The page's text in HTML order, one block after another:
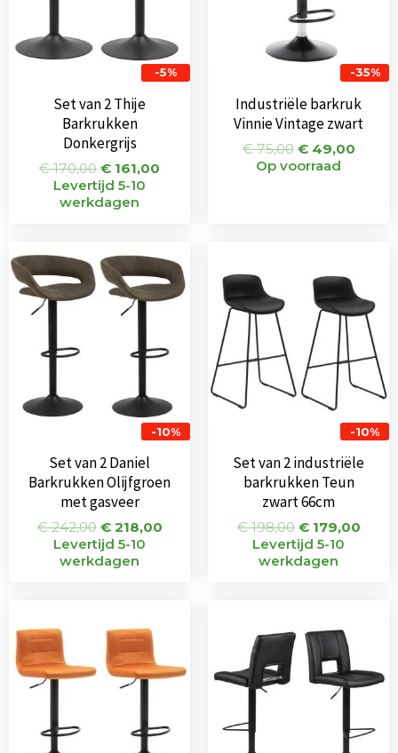
-5%
Set van 2 Thije
Barkrukken
Donkergrijs
€170,00 € 161,00
Levertijd 5-10
werkdagen
-35%
Industriële barkruk
Vinnie Vintage zwart
€75,00 €49,00
Op voorraad
-10%
Set van 2 Daniel
Barkrukken Olijfgroen
met gasveer
€242,00
prijs
was:
€ 242,00.
€218,00
prijs
is:
€ 218,00.
Levertijd 5-10
werkdagen
-10%
Set van 2 industriële
barkrukken Teun
zwart 66cm
€198,00
was:
€ 198,00.
€179,00
€
Levertijd 5-10
werkdagen
prijs
was:
€ 144,00.
was:
€ 236,00.